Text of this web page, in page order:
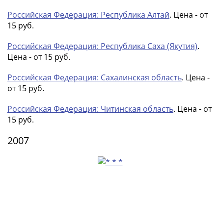
Банкноты
красивыми
номерами
Лотерейные
билеты
Евросувенир
евро"
Облигации
акции
Российская Федерация: Республика Алтай. Цена - от
15 руб.
Российская Федерация: Республика Саха (Якутия).
Цена - от 15 руб.
Российская Федерация: Сахалинская область. Цена -
от 15 руб.
Российская Федерация: Читинская область. Цена - от
15 руб.
2007